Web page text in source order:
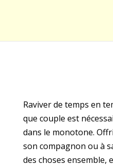
Raviver de temps en
que couple est
dans le monotone.
son compagnon ou à
des choses ensemble,